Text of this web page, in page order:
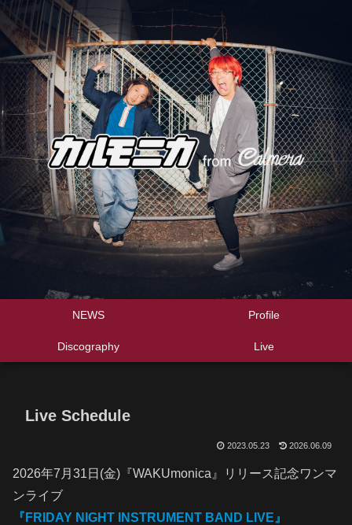
NEWS Profile
Discography Live
Live Schedule
2023.05.23 2026.06.09
2026年7月31日(金)『WAKUmonica』リリース記念ワンマ
ンライブ
『FRIDAY NIGHT INSTRUMENT BAND LIVE』